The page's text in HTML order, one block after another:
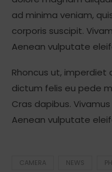
ad minima veniam,
corporis suscipit.
Aenean vulputate
Rhoncus ut, imperdiet
dictum felis eu pede
Cras dapibus.
Aenean vulputate
CAMERA NEWS